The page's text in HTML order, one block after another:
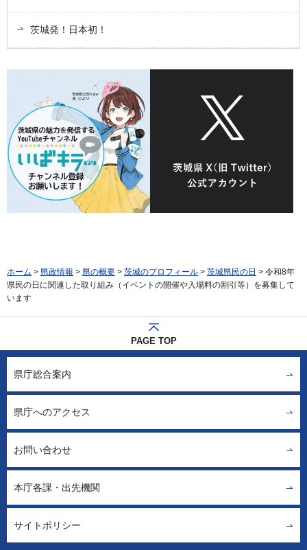
茨城発！日本初！
ホーム > 県政情報 > 県の概要 > 茨城のプロフィール > 茨城県民の日 > 令和8年
県民の日に関連した取り組み（イベントの開催や入場料の割引等）を募集して
います
PAGE TOP
県庁総合案内
県庁へのアクセス
お問い合わせ
本庁各課・出先機関
サイトポリシー